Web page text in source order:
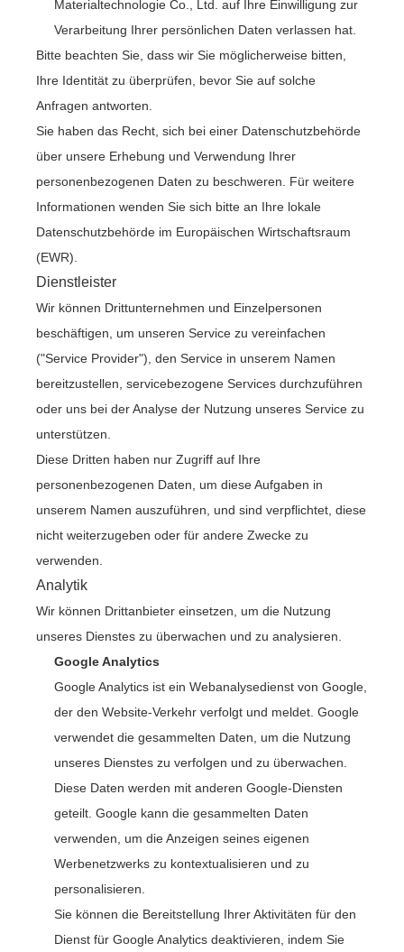
Materialtechnologie Co., Ltd. auf Ihre Einwilligung zur
Verarbeitung Ihrer persönlichen Daten verlassen hat.
Bitte beachten Sie, dass wir Sie möglicherweise bitten,
Ihre Identität zu überprüfen, bevor Sie auf solche
Anfragen antworten.
Sie haben das Recht, sich bei einer Datenschutzbehörde
über unsere Erhebung und Verwendung Ihrer
personenbezogenen Daten zu beschweren. Für weitere
Informationen wenden Sie sich bitte an Ihre lokale
Datenschutzbehörde im Europäischen Wirtschaftsraum
(EWR).
Dienstleister
Wir können Drittunternehmen und Einzelpersonen
beschäftigen, um unseren Service zu vereinfachen
("Service Provider"), den Service in unserem Namen
bereitzustellen, servicebezogene Services durchzuführen
oder uns bei der Analyse der Nutzung unseres Service zu
unterstützen.
Diese Dritten haben nur Zugriff auf Ihre
personenbezogenen Daten, um diese Aufgaben in
unserem Namen auszuführen, und sind verpflichtet, diese
nicht weiterzugeben oder für andere Zwecke zu
verwenden.
Analytik
Wir können Drittanbieter einsetzen, um die Nutzung
unseres Dienstes zu überwachen und zu analysieren.
Google Analytics
Google Analytics ist ein Webanalysedienst von Google,
der den Website-Verkehr verfolgt und meldet. Google
verwendet die gesammelten Daten, um die Nutzung
unseres Dienstes zu verfolgen und zu überwachen.
Diese Daten werden mit anderen Google-Diensten
geteilt. Google kann die gesammelten Daten
verwenden, um die Anzeigen seines eigenen
Werbenetzwerks zu kontextualisieren und zu
personalisieren.
Sie können die Bereitstellung Ihrer Aktivitäten für den
Dienst für Google Analytics deaktivieren, indem Sie